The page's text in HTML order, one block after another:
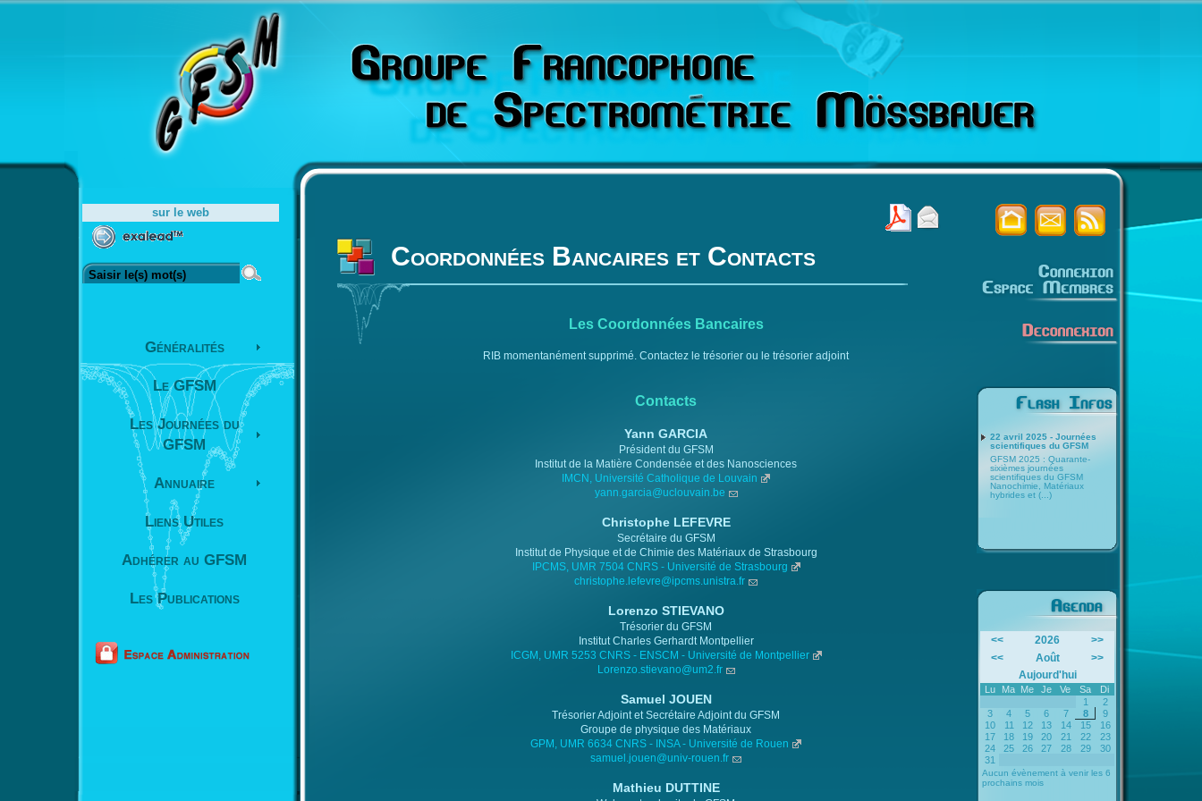
Coordonnées Bancaires et Contacts
Les Coordonnées Bancaires
RIB momentanément supprimé. Contactez le trésorier ou le trésorier adjoint
Contacts
Yann GARCIA
Président du GFSM
Institut de la Matière Condensée et des Nanosciences
IMCN, Université Catholique de Louvain
yann.garcia@uclouvain.be
Christophe LEFEVRE
Secrétaire du GFSM
Institut de Physique et de Chimie des Matériaux de Strasbourg
IPCMS, UMR 7504 CNRS - Université de Strasbourg
christophe.lefevre@ipcms.unistra.fr
Lorenzo STIEVANO
Trésorier du GFSM
Institut Charles Gerhardt Montpellier
ICGM, UMR 5253 CNRS - ENSCM - Université de Montpellier
Lorenzo.stievano@um2.fr
Samuel JOUEN
Trésorier Adjoint et Secrétaire Adjoint du GFSM
Groupe de physique des Matériaux
GPM, UMR 6634 CNRS - INSA - Université de Rouen
samuel.jouen@univ-rouen.fr
Mathieu DUTTINE
sur le web
Généralités
Le GFSM
Les Journées du
GFSM
Annuaire
Liens Utiles
Adhérer au GFSM
Les Publications
22 avril 2025 - Journées
scientifiques du GFSM
GFSM 2025 : Quarante-
sixièmes journées
scientifiques du GFSM
Nanochimie, Matériaux
hybrides et (...)
<< 2026
>>
<<
Août
>>
Aujourd'hui
Lu Ma Me Je Ve Sa
Di
1
2
3
4 5 6 7 8
9
10
11 12 13 14 15
16
17
18 19 20 21 22
23
24
25 26 27 28 29
30
31
Aucun évènement à venir les 6
prochains mois